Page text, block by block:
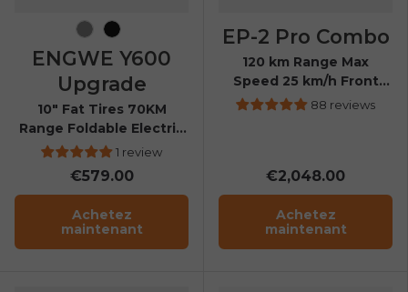
ENGWE Y600
Upgrade
10" Fat Tires 70KM
Range Foldable Electric
Scooter1 review
€579.00
Achetez
maintenant
EP-2 Pro Combo
120 km Range Max
Speed 25 km/h Front
Suspension Foldable E-
88 reviews
€2,048.00
Achetez
maintenant